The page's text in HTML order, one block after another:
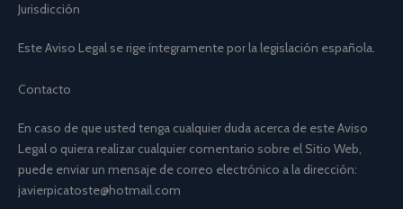
Jurisdicción
Este Aviso Legal se rige íntegramente por la legislación española.
Contacto
En caso de que usted tenga cualquier duda acerca de este Aviso
Legal o quiera realizar cualquier comentario sobre el Sitio Web,
puede enviar un mensaje de correo electrónico a la dirección:
javierpicatoste@hotmail.com